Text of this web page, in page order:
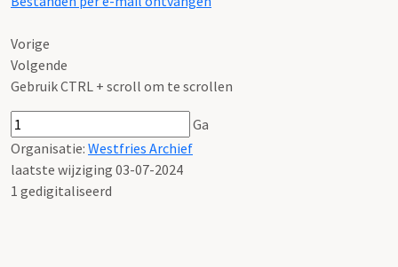
Vorige
Volgende
Gebruik CTRL + scroll om te scrollen
Ga
Organisatie: Westfries Archief
laatste wijziging 03-07-2024
1 gedigitaliseerd